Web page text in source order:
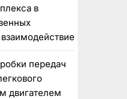
в
передач
двигателем